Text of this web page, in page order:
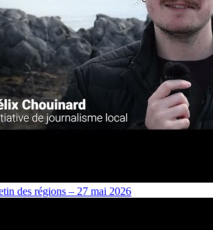
des régions – 27 mai 2026